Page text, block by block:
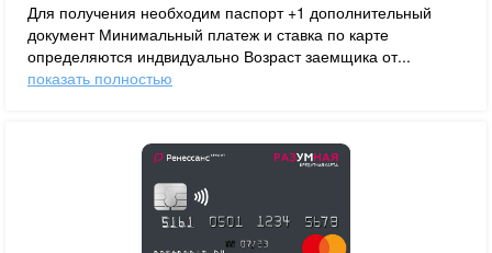
Для получения необходим паспорт +1 дополнительный
документ Минимальный платеж и ставка по карте
определяются индвидуально Возраст заемщика от...
показать полностью